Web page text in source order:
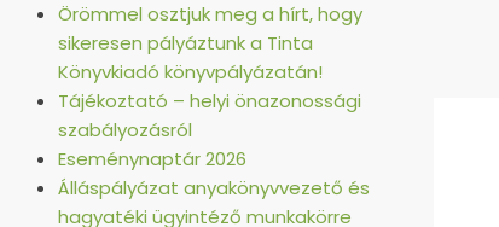
Örömmel osztjuk meg a hírt, hogy
sikeresen pályáztunk a Tinta
Könyvkiadó könyvpályázatán!
Tájékoztató – helyi önazonossági
szabályozásról
Eseménynaptár 2026
Álláspályázat anyakönyvvezető és
hagyatéki ügyintéző munkakörre